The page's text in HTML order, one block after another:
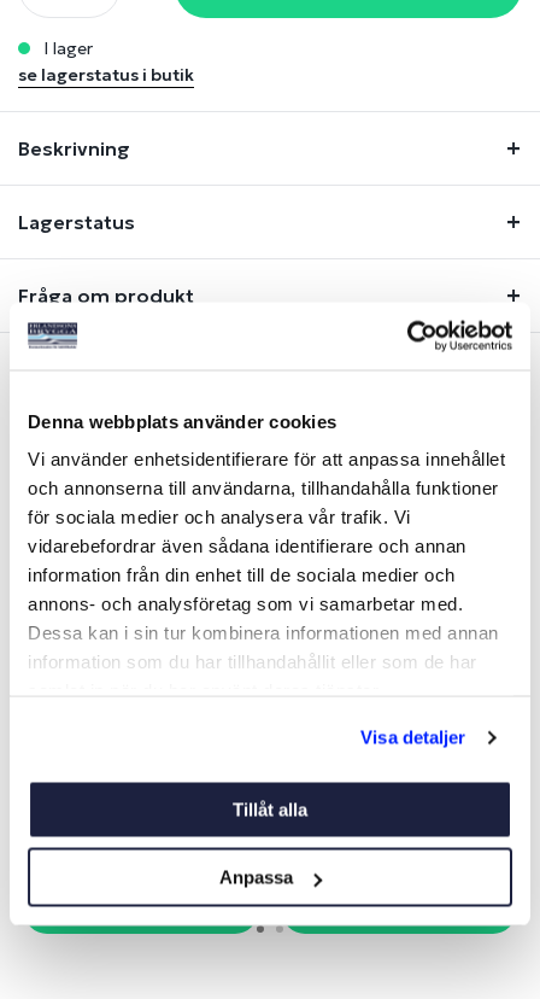
Denna webbplats använder cookies
Vi använder enhetsidentifierare för att anpassa innehållet
och annonserna till användarna, tillhandahålla funktioner
för sociala medier och analysera vår trafik. Vi
vidarebefordrar även sådana identifierare och annan
information från din enhet till de sociala medier och
annons- och analysföretag som vi samarbetar med.
Dessa kan i sin tur kombinera informationen med annan
information som du har tillhandahållit eller som de har
Visa detaljer
Tillåt alla
Anpassa
i lager
se lagerstatus i butik
Beskrivning
Lagerstatus
Fråga om produkt
Liknande produkter
-44%
Köp
-38%
OCEANCOOL EDGE 40L
3 995 kr
Köp